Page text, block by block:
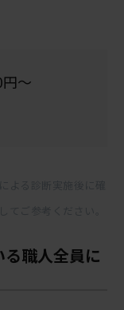
～
職人全員に